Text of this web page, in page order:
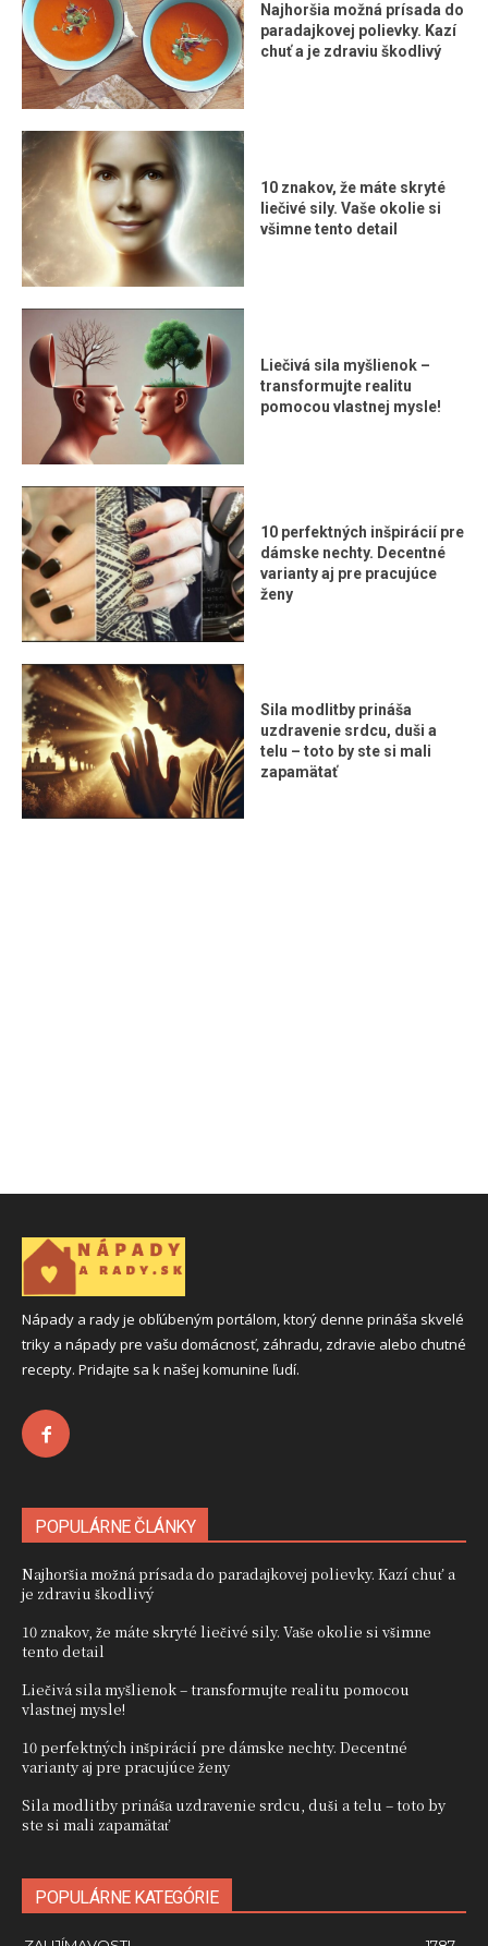
Najhoršia možná prísada do
paradajkovej polievky. Kazí
chuť a je zdraviu škodlivý
10 znakov, že máte skryté
liečivé sily. Vaše okolie si
všimne tento detail
Liečivá sila myšlienok –
transformujte realitu
pomocou vlastnej mysle!
10 perfektných inšpirácií pre
dámske nechty. Decentné
varianty aj pre pracujúce
ženy
Sila modlitby prináša
uzdravenie srdcu, duši a
telu – toto by ste si mali
zapamätať
Nápady a rady je obľúbeným portálom, ktorý denne prináša skvelé
triky a nápady pre vašu domácnosť, záhradu, zdravie alebo chutné
recepty. Pridajte sa k našej komunine ľudí.
POPULÁRNE ČLÁNKY
Najhoršia možná prísada do paradajkovej polievky. Kazí chuť a
je zdraviu škodlivý
10 znakov, že máte skryté liečivé sily. Vaše okolie si všimne
tento detail
Liečivá sila myšlienok – transformujte realitu pomocou
vlastnej mysle!
10 perfektných inšpirácií pre dámske nechty. Decentné
varianty aj pre pracujúce ženy
Sila modlitby prináša uzdravenie srdcu, duši a telu – toto by
ste si mali zapamätať
POPULÁRNE KATEGÓRIE